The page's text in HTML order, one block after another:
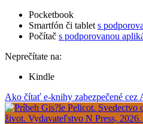
Pocketbook
Smartfón či tablet s
Počítač s podporovanou
Neprečítate na:
Kindle
Ako čítať e-knihy zabezpečené cez